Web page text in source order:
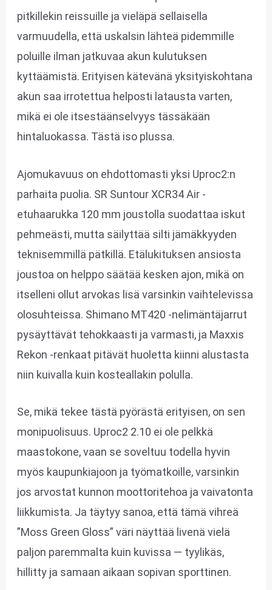
pitkillekin reissuille ja vieläpä sellaisella
varmuudella, että uskalsin lähteä pidemmille
poluille ilman jatkuvaa akun kulutuksen
kyttäämistä. Erityisen kätevänä yksityiskohtana
akun saa irrotettua helposti latausta varten,
mikä ei ole itsestäänselvyys tässäkään
hintaluokassa. Tästä iso plussa.
Ajomukavuus on ehdottomasti yksi Uproc2:n
parhaita puolia. SR Suntour XCR34 Air -
etuhaarukka 120 mm joustolla suodattaa iskut
pehmeästi, mutta säilyttää silti jämäkkyyden
teknisemmillä pätkillä. Etälukituksen ansiosta
joustoa on helppo säätää kesken ajon, mikä on
itselleni ollut arvokas lisä varsinkin vaihtelevissa
olosuhteissa. Shimano MT420 -nelimäntäjarrut
pysäyttävät tehokkaasti ja varmasti, ja Maxxis
Rekon -renkaat pitävät huoletta kiinni alustasta
niin kuivalla kuin kosteallakin polulla.
Se, mikä tekee tästä pyörästä erityisen, on sen
monipuolisuus. Uproc2 2.10 ei ole pelkkä
maastokone, vaan se soveltuu todella hyvin
myös kaupunkiajoon ja työmatkoille, varsinkin
jos arvostat kunnon moottoritehoa ja vaivatonta
liikkumista. Ja täytyy sanoa, että tämä vihreä
”Moss Green Gloss” väri näyttää livenä vielä
paljon paremmalta kuin kuvissa — tyylikäs,
hillitty ja samaan aikaan sopivan sporttinen.